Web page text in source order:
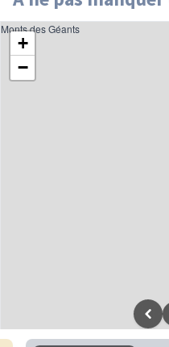
+
−
Leaflet|données ©
Monts des Géants